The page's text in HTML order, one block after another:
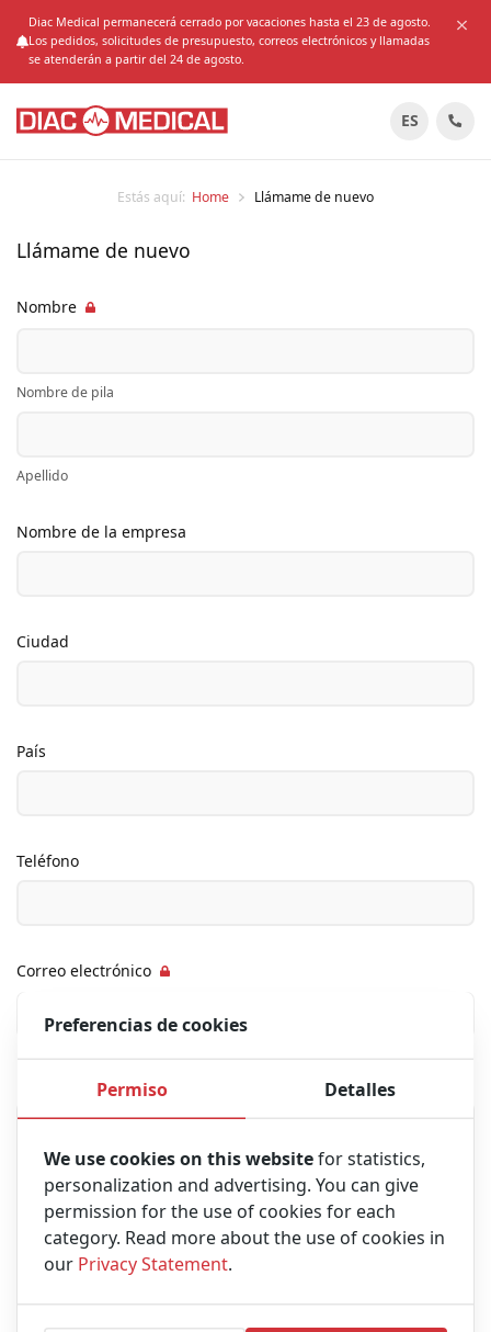
Diac Medical permanecerá cerrado por vacaciones hasta el 23 de agosto.
Los pedidos, solicitudes de presupuesto, correos electrónicos y llamadas
se atenderán a partir del 24 de agosto.
ES
Estás aquí: Home Llámame de nuevo
Llámame de nuevo
Nombre
Nombre de pila
Apellido
Nombre de la empresa
Ciudad
País
Teléfono
Correo electrónico
Preferencias de cookies
Permiso Detalles
We use cookies on this websitefor statistics,
personalization and advertising. You can give
permission for the use of cookies for each
category. Read more about the use of cookies in
our Privacy Statement.